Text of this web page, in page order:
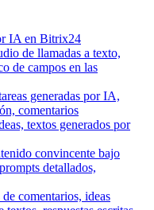
IA en Bitrix24
de llamadas a texto,
de campos en las
generadas por IA,
comentarios
textos generados por
convincente bajo
detallados,
comentarios, ideas